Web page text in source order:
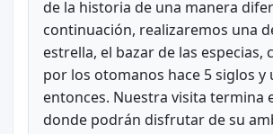
de la historia de una manera
continuación, realizaremos una
estrella, el bazar de las especias,
por los otomanos hace 5 siglos y
entonces. Nuestra visita termina
donde podrán disfrutar de su